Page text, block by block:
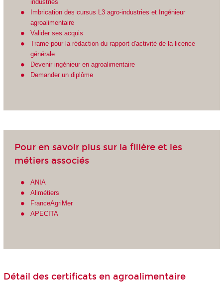
industries
Imbrication des cursus L3 agro-industries et Ingénieur
agroalimentaire
Valider ses acquis
Trame pour la rédaction du rapport d'activité de la licence
générale
Devenir ingénieur en agroalimentaire
Demander un diplôme
Pour en savoir plus sur la filière et les
métiers associés
ANIA
Alimétiers
FranceAgriMer
APECITA
Détail des certificats en agroalimentaire